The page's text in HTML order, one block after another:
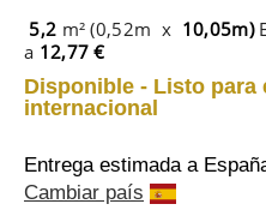
5,2 m² (0,52m x 10,05m)
a 12,77 €
Disponible - Listo para
internacional
Entrega estimada a
Cambiar país